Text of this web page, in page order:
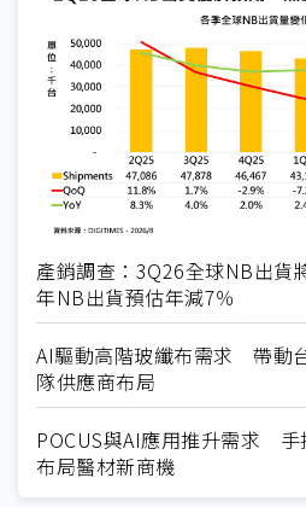
產銷調查：3Q26全球NB出
年NB出貨預估年減7％
AI驅動高階玻纖布需求 帶動
隊供應商布局
POCUS與AI應用推升需求 手
布局醫材新商機